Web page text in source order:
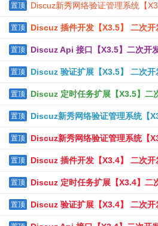
置顶 Discuz新秀网络验证管理系统【
置顶 Discuz 插件开发【X3.5】 二次开
置顶 Discuz Api 接口【X3.5】二次开
置顶 Discuz 验证扩展【X3.5】 二次开
置顶 Discuz 定时任务扩展【X3.5】二
置顶 Discuz新秀网络验证管理系统【
置顶 Discuz新秀网络验证管理系统【
架
置顶 Discuz 插件开发【X3.4】 二次开
置顶 Discuz 定时任务扩展【X3.4】二
置顶 Discuz 验证扩展【X3.4】 二次开